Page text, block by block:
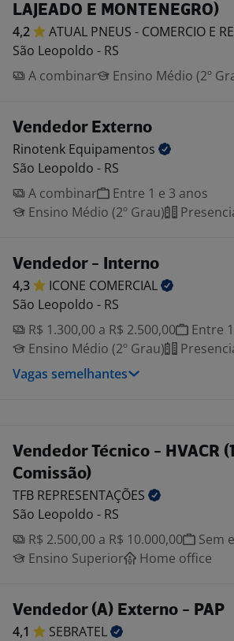
LAJEADO E MONTENEGRO)
4,2 ATUAL PNEUS - COMERCIO E
São Leopoldo - RS
A combinar
Ensino Médio (2º
Vendedor Externo
Rinotenk Equipamentos
São Leopoldo - RS
A combinar
Entre 1 e 3 anos
Ensino Médio (2º Grau)
Vendedor - Interno
4,3 ICONE COMERCIAL
São Leopoldo - RS
R$ 1.300,00 a R$ 2.500,00
Entre
Ensino Médio (2º Grau)
Vagas semelhantes
Vendedor Técnico - HVACR
Comissão)
TFB REPRESENTAÇÕES
São Leopoldo - RS
R$ 2.500,00 a R$ 10.000,00
Sem
Ensino Superior
Home office
Vendedor (A) Externo - PAP
4,1
SEBRATEL